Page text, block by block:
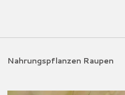
Nahrungspflanzen Raupen